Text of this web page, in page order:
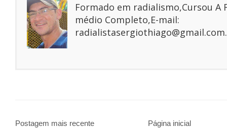
Formado em radialismo,Cursou A
médio Completo,E-mail:
radialistasergiothiago@gmail.com.
Postagem mais recente Página inicial